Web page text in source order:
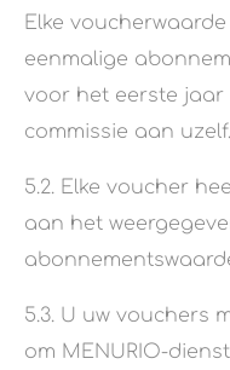
Elke
eenmalige
voor het eerste jaar
commissie aan uzelf.
5.2. Elke voucher
aan het
5.3. U uw vouchers
om MENURIO-